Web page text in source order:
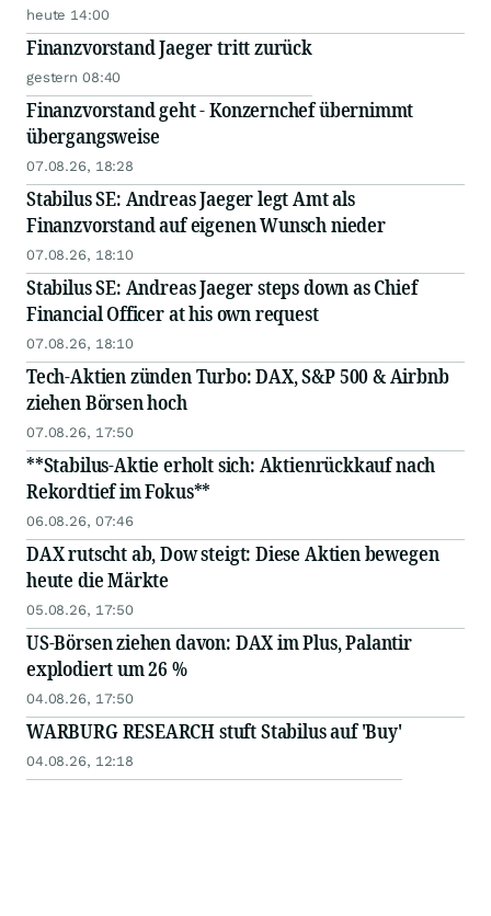
heute 14:00
Finanzvorstand Jaeger tritt zurück
gestern 08:40
Finanzvorstand geht - Konzernchef übernimmt
übergangsweise
07.08.26, 18:28
Stabilus SE: Andreas Jaeger legt Amt als
Finanzvorstand auf eigenen Wunsch nieder
07.08.26, 18:10
Stabilus SE: Andreas Jaeger steps down as Chief
Financial Officer at his own request
07.08.26, 18:10
Tech-Aktien zünden Turbo: DAX, S&P 500 & Airbnb
ziehen Börsen hoch
07.08.26, 17:50
**Stabilus-Aktie erholt sich: Aktienrückkauf nach
Rekordtief im Fokus**
06.08.26, 07:46
DAX rutscht ab, Dow steigt: Diese Aktien bewegen
heute die Märkte
05.08.26, 17:50
US-Börsen ziehen davon: DAX im Plus, Palantir
explodiert um 26 %
04.08.26, 17:50
WARBURG RESEARCH stuft Stabilus auf 'Buy'
04.08.26, 12:18